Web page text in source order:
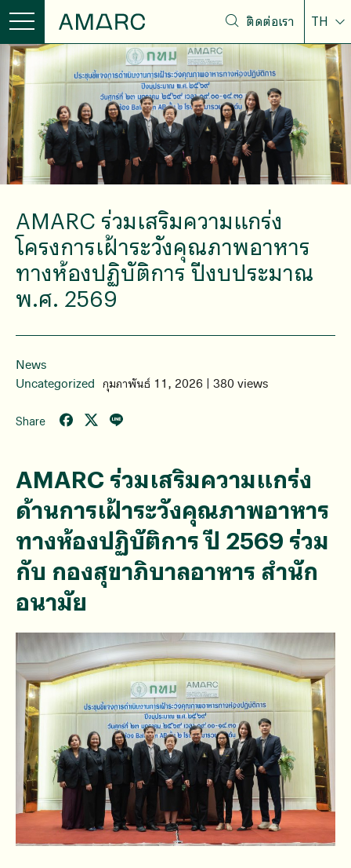
ติดต่อเรา TH
AMARC ร่วมเสริมความแกร่ง
โครงการเฝ้าระวังคุณภาพอาหาร
ทางห้องปฏิบัติการ ปีงบประมาณ
พ.ศ. 2569
News
Uncategorized กุมภาพันธ์ 11, 2026 | 380 views
Share
AMARC ร่วมเสริมความแกร่ง
ด้านการเฝ้าระวังคุณภาพอาหาร
ทางห้องปฏิบัติการ ปี 2569 ร่วม
กับ กองสุขาภิบาลอาหาร สำนัก
อนามัย